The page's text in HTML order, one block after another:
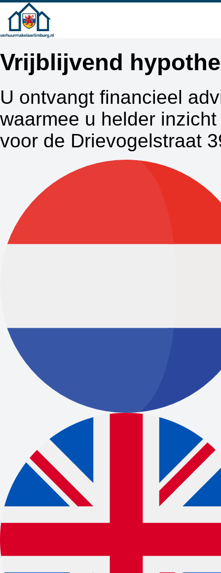
Vrijblijvend
U ontvangt financieel
waarmee u helder
voor de Drievogelstraat